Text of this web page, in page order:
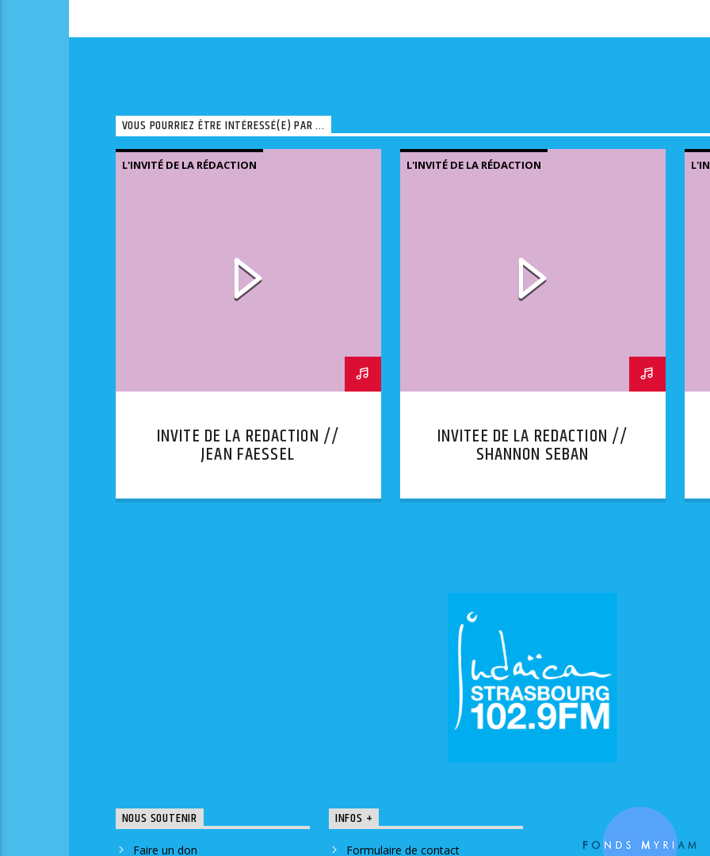
VOUS POURRIEZ ÊTRE INTÉRESSÉ(E) PAR ...
L'INVITÉ DE LA RÉDACTION
INVITE DE LA REDACTION //
JEAN FAESSEL
L'INVITÉ DE LA RÉDACTION
INVITEE DE LA REDACTION //
SHANNON SEBAN
NOUS SOUTENIR
Faire un don
INFOS +
Formulaire de contact